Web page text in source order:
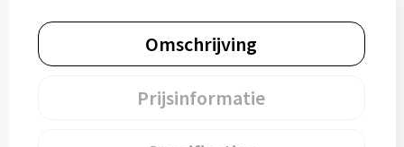
Muntjes
Omschrijving
Prijsinformatie